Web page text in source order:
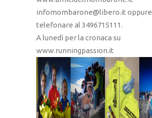
infomombarone@libero.it oppure
telefonare al 3496715111.
A lunedì per la cronaca su
www.runningpassion.it